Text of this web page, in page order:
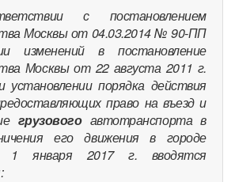
с постановлением
Москвы от 04.03.2014 № 90-ПП
изменений в постановление
Москвы от 22 августа 2011 г.
порядка действия
право на въезд и
грузовогоавтотранспорта в
его движения в городе
1 января 2017 г. вводятся